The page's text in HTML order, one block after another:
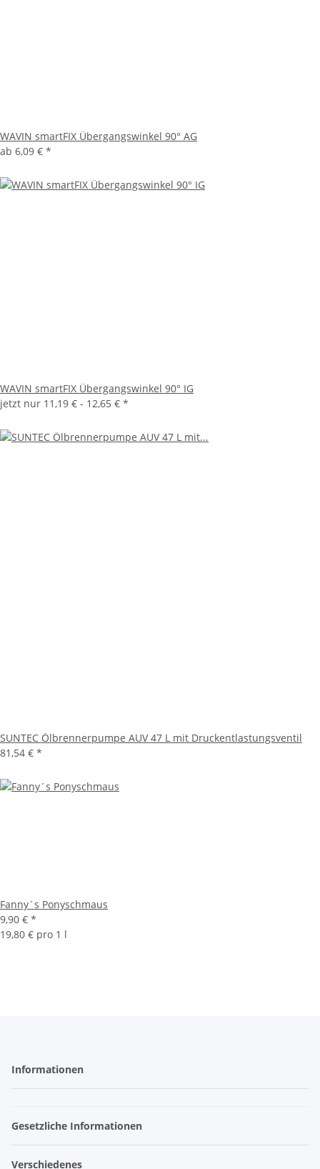
WAVIN smartFIX Übergangswinkel 90° AG
ab 6,09 € *
WAVIN smartFIX Übergangswinkel 90° IG
jetzt nur 11,19 € - 12,65 € *
SUNTEC Ölbrennerpumpe AUV 47 L mit Druckentlastungsventil
81,54 € *
Fanny´s Ponyschmaus
9,90 € *
19,80 € pro 1 l
Informationen
Gesetzliche Informationen
Verschiedenes